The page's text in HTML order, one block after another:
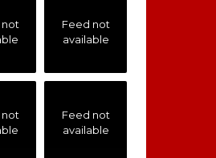
Feed not
available
Feed not
available